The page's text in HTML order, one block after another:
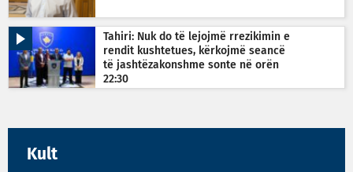
Tahiri: Nuk do të lejojmë rrezikimin e
rendit kushtetues, kërkojmë seancë
të jashtëzakonshme sonte në orën
22:30
Kult